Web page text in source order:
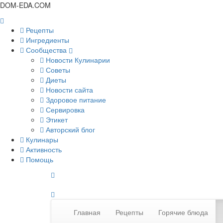
DOM-EDA.COM
Рецепты
Ингредиенты
Сообщества
Новости Кулинарии
Советы
Диеты
Новости сайта
Здоровое питание
Сервировка
Этикет
Авторский блог
Кулинары
Активность
Помощь
Главная Рецепты Горячие блюда